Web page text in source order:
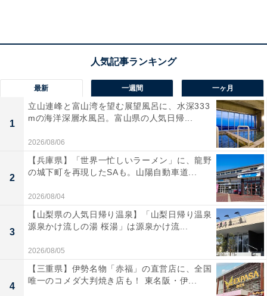
接触性皮膚炎の分類
接触性皮膚炎はそのメカニズムから5つに分けられると
いう。
刺激性接触性皮膚炎
最新 一週間 一ヶ月
1
立山連峰と富山湾を望む展望風呂に、水深333
mの海洋深層水風呂。富山県の人気日帰...
2026/08/06
2
【兵庫県】「世界一忙しいラーメン」に、龍野
の城下町を再現したSAも。山陽自動車道...
2026/08/04
3
【山梨県の人気日帰り温泉】「山梨日帰り温泉
源泉かけ流しの湯 桜湯」は源泉かけ流...
2026/08/05
4
【三重県】伊勢名物「赤福」の直営店に、全国
唯一のコメダ大判焼き店も！ 東名阪・伊...